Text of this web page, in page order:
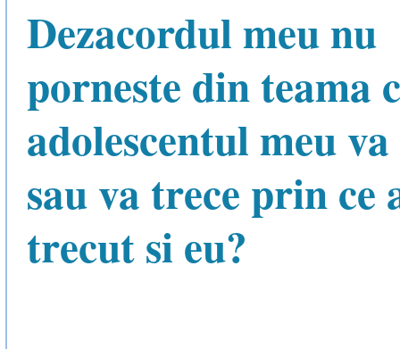
Dezacordul meu nu
porneste din teama
adolescentul meu
sau va trece prin ce
trecut si eu?